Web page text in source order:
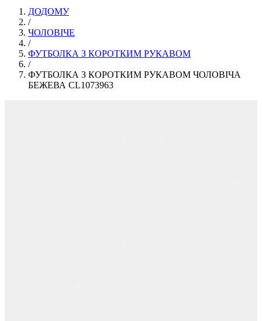
ДОДОМУ
/
ЧОЛОВІЧЕ
/
ФУТБОЛКА З КОРОТКИМ РУКАВОМ
/
ФУТБОЛКА З КОРОТКИМ РУКАВОМ ЧОЛОВІЧА
БЕЖЕВА CL1073963